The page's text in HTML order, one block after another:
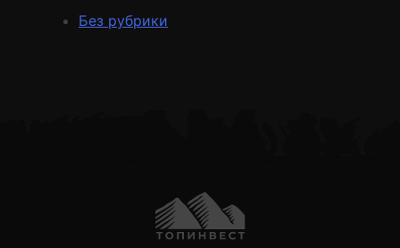
Без рубрики
Send